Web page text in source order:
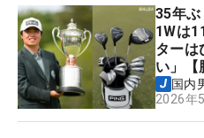
35年
1Wは
ターは
い」【
国内
2026年